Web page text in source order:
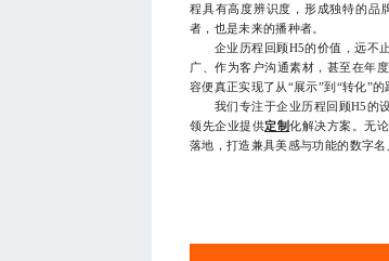
程具有高度辨识度，形成独特的
者，也是未来的播种者。
企业历程回顾H5的价值，远不止
广、作为客户沟通素材，甚至在年
容便真正实现了从“展示”到“转化”的
我们专注于企业历程回顾H5的设
领先企业提供定制化解决方案。无
落地，打造兼具美感与功能的数字